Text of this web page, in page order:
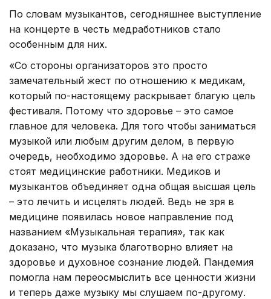
По словам музыкантов, сегодняшнее выступление
на концерте в честь медработников стало
особенным для них.
«Со стороны организаторов это просто
замечательный жест по отношению к медикам,
который по-настоящему раскрывает благую цель
фестиваля. Потому что здоровье – это самое
главное для человека. Для того чтобы заниматься
музыкой или любым другим делом, в первую
очередь, необходимо здоровье. А на его страже
стоят медицинские работники. Медиков и
музыкантов объединяет одна общая высшая цель
– это лечить и исцелять людей. Ведь не зря в
медицине появилась новое направление под
названием «Музыкальная терапия», так как
доказано, что музыка благотворно влияет на
здоровье и духовное сознание людей. Пандемия
помогла нам переосмыслить все ценности жизни
и теперь даже музыку мы слушаем по-другому.